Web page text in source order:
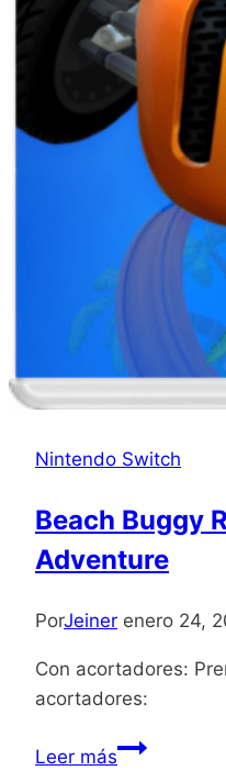
Nintendo Switch
Beach Buggy
Adventure
PorJeiner enero 24,
Con acortadores:
acortadores:
Leer másBeach